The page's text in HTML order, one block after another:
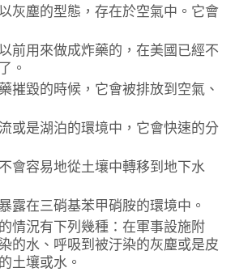
灰塵的型態，存在於空氣中。它會
前用來做成炸藥的，在美國已經不
。
摧毀的時候，它會被排放到空氣、
或是湖泊的環境中，它會快速的分
會容易地從土壤中轉移到地下水
露在三硝基苯甲硝胺的環境中。
情況有下列幾種：在軍事設施附
的水、呼吸到被汙染的灰塵或是皮
土壤或水。